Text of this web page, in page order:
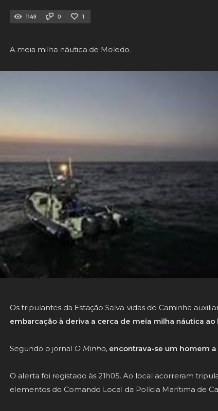
1149 0 1
A meia milha náutica de Moledo.
Os tripulantes da Estação Salva-vidas de Caminha
embarcação à deriva a cerca de meia milha náutica
Segundo o jornal O Minho, encontrava-se um homem
O alerta foi registado às 21h05. Ao local acorreram
elementos do Comando Local da Polícia Marítima de